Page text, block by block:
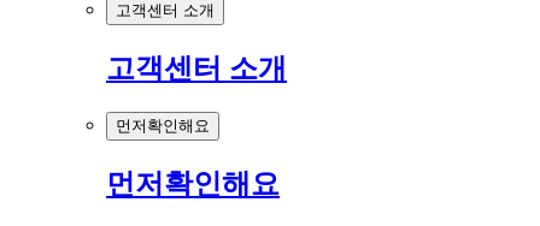
고객센터 소개
고객센터 소개
먼저확인해요
먼저확인해요